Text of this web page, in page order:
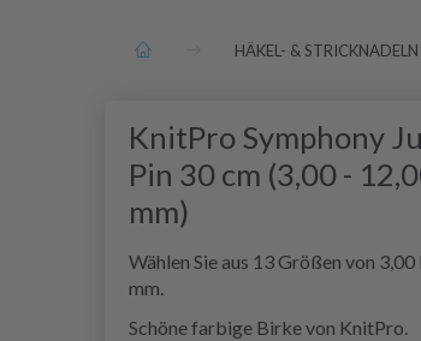
HÄKEL- & STRICKNADELN
KnitPro Symphony
Pin 30 cm (3,00 -
mm)
Wählen Sie aus 13 Größen von
mm.
Schöne farbige Birke von KnitPro.